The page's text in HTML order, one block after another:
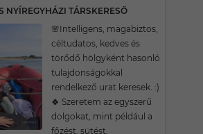
NYÍREGYHÁZI TÁRSKERESŐ
🌸Intelligens, magabiztos,
céltudatos, kedves és
törődő hölgyként hasonló
tulajdonságokkal
rendelkező urat keresek. :)
🍀 Szeretem az egyszerű
dolgokat, mint például a
főzést, sütést,